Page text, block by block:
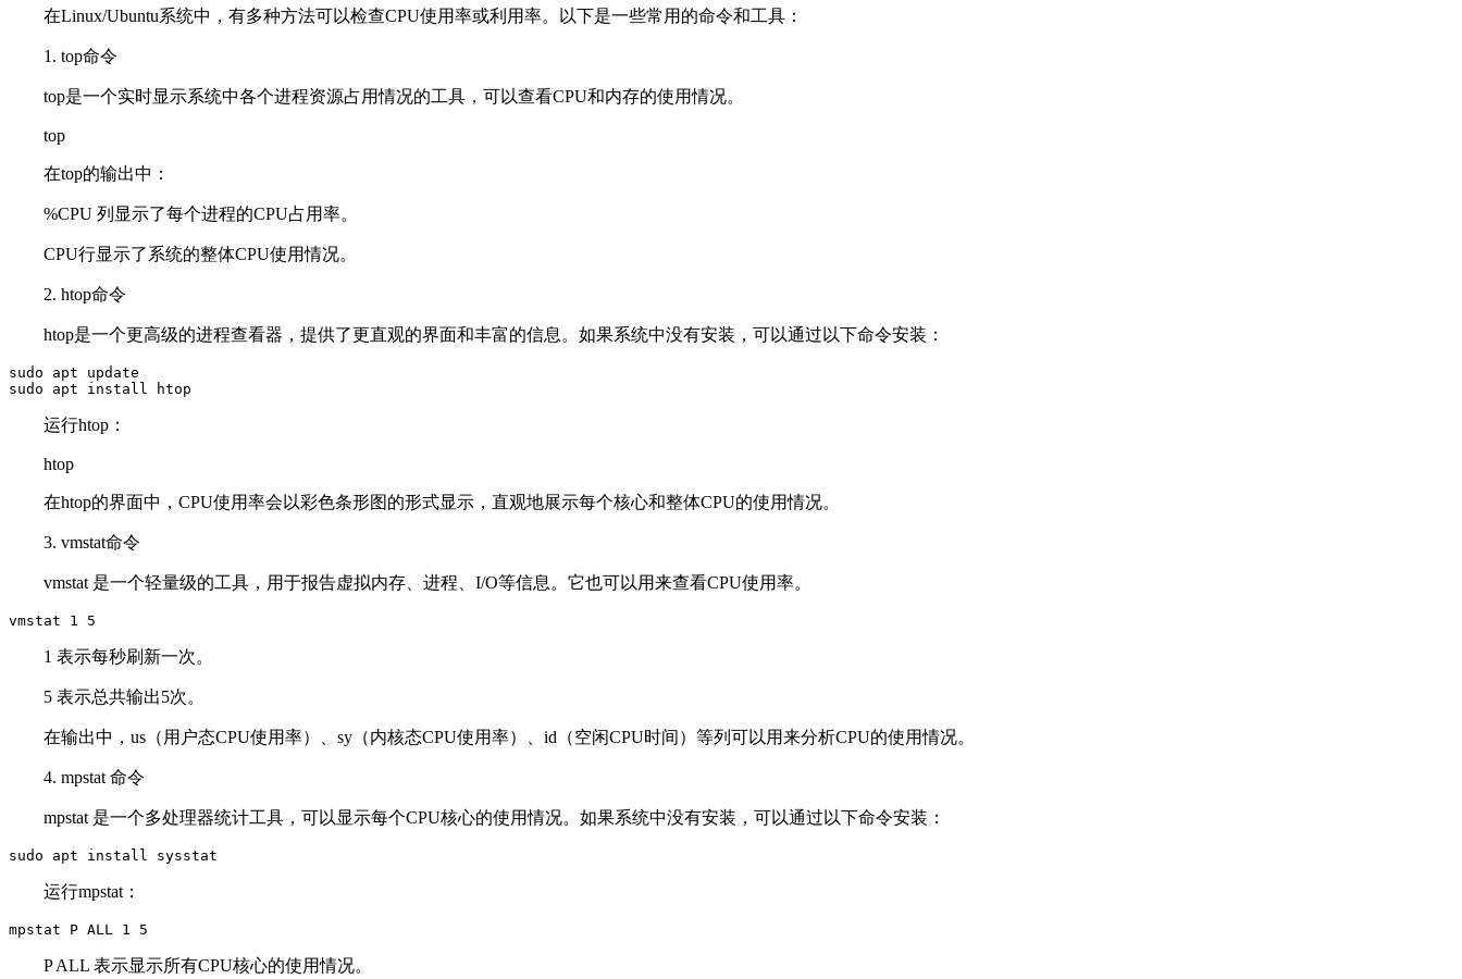
在Linux/Ubuntu系统中，有多种方法可以检查CPU使用率或利用率。以下是一些常用的命令和工具：
1. top命令
top是一个实时显示系统中各个进程资源占用情况的工具，可以查看CPU和内存的使用情况。
top
在top的输出中：
%CPU 列显示了每个进程的CPU占用率。
CPU行显示了系统的整体CPU使用情况。
2. htop命令
htop是一个更高级的进程查看器，提供了更直观的界面和丰富的信息。如果系统中没有安装，可以通过以下命令安装：
sudo apt update
sudo apt install htop
运行htop：
htop
在htop的界面中，CPU使用率会以彩色条形图的形式显示，直观地展示每个核心和整体CPU的使用情况。
3. vmstat命令
vmstat 是一个轻量级的工具，用于报告虚拟内存、进程、I/O等信息。它也可以用来查看CPU使用率。
vmstat 1 5
1 表示每秒刷新一次。
5 表示总共输出5次。
在输出中，us（用户态CPU使用率）、sy（内核态CPU使用率）、id（空闲CPU时间）等列可以用来分析CPU的使用情况。
4. mpstat 命令
mpstat 是一个多处理器统计工具，可以显示每个CPU核心的使用情况。如果系统中没有安装，可以通过以下命令安装：
sudo apt install sysstat
运行mpstat：
mpstat P ALL 1 5
P ALL 表示显示所有CPU核心的使用情况。